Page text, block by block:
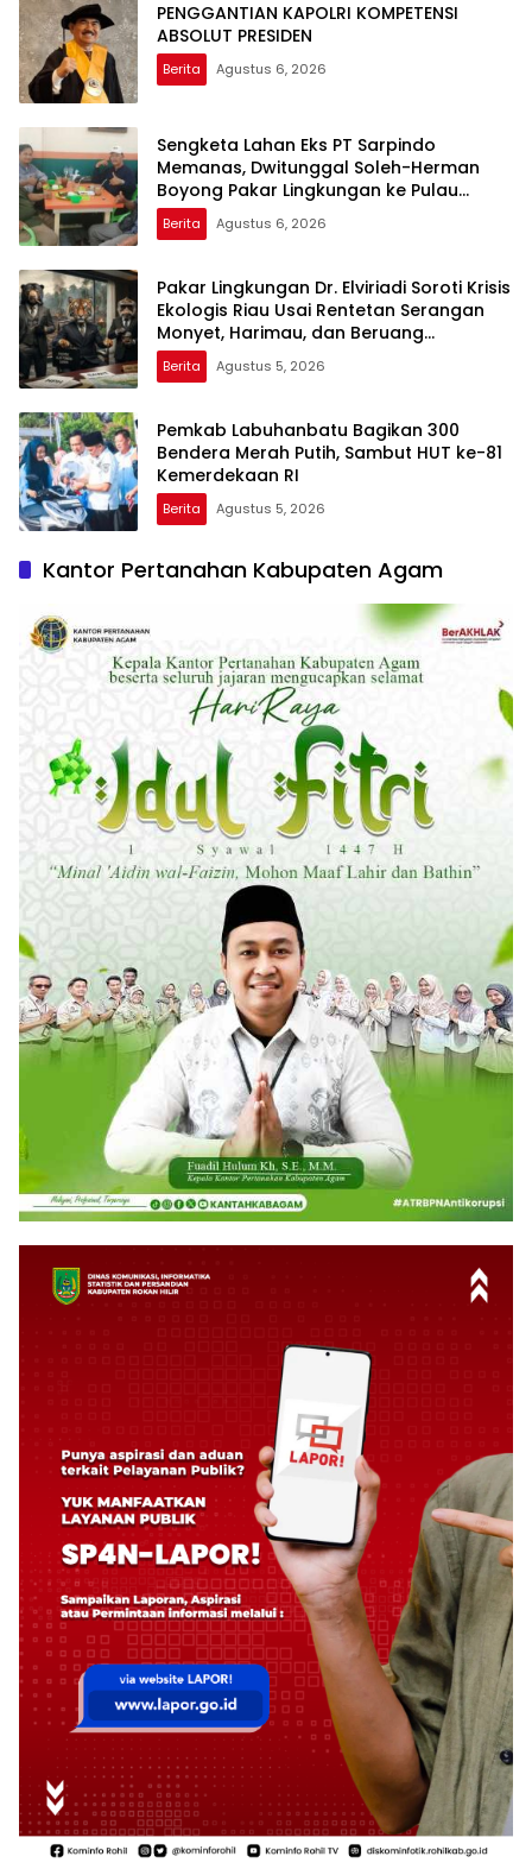
PENGGANTIAN KAPOLRI KOMPETENSI
ABSOLUT PRESIDEN
Berita Agustus 6, 2026
Sengketa Lahan Eks PT Sarpindo
Memanas, Dwitunggal Soleh-Herman
Boyong Pakar Lingkungan ke Pulau
Rupat
Berita Agustus 6, 2026
Pakar Lingkungan Dr. Elviriadi Soroti Krisis
Ekologis Riau Usai Rentetan Serangan
Monyet, Harimau, dan Beruang
Terhadap Warga
Berita Agustus 5, 2026
Pemkab Labuhanbatu Bagikan 300
Bendera Merah Putih, Sambut HUT ke-81
Kemerdekaan RI
Berita Agustus 5, 2026
Kantor Pertanahan Kabupaten Agam